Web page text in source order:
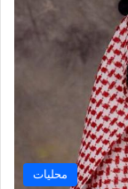
محليات